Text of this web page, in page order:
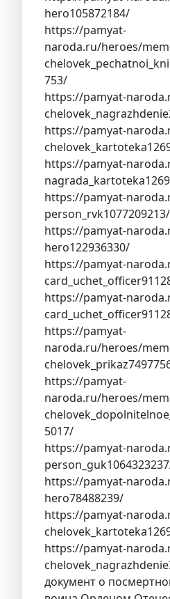
hero105872184/
https://pamyat-
naroda.ru/heroes/
753/
https://pamyat-
https://pamyat-
https://pamyat-
https://pamyat-
person_rvk1077209213/
https://pamyat-
hero122936330/
https://pamyat-
https://pamyat-
https://pamyat-
naroda.ru/heroes/
https://pamyat-
naroda.ru/heroes/
5017/
https://pamyat-
https://pamyat-
hero78488239/
https://pamyat-
https://pamyat-
документ о